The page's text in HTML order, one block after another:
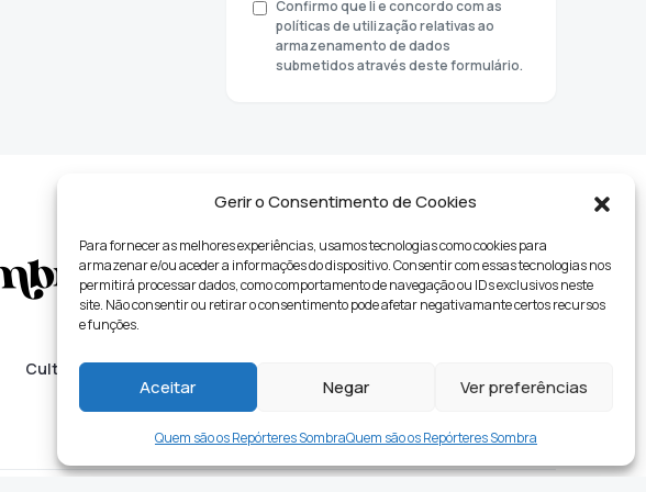
Gerir o Consentimento de Cookies
Para fornecer as melhores experiências, usamos tecnologias como cookies para
armazenar e/ou aceder a informações do dispositivo. Consentir com essas tecnologias nos
permitirá processar dados, como comportamento de navegação ou IDs exclusivos neste
site. Não consentir ou retirar o consentimento pode afetar negativamante certos recursos
e funções.
Aceitar Negar Ver preferências
Quem são os Repórteres SombraQuem são os Repórteres Sombra
Confirmo que li e concordo com as
políticas de utilização relativas ao
armazenamento de dados
submetidos através deste formulário.
Cultura Lifestyle